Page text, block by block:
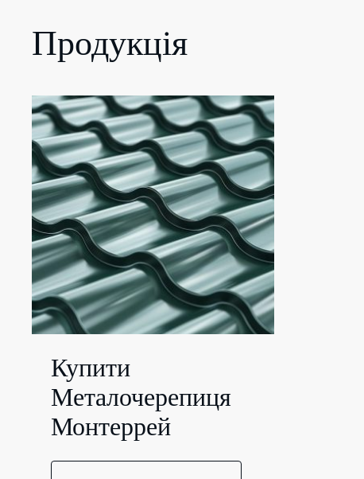
Продукція
Купити
Металочерепиця
Монтеррей